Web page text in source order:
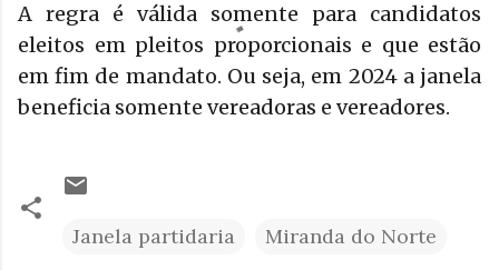
A regra é válida somente para candidatos
eleitos em pleitos proporcionais e que estão
em fim de mandato. Ou seja, em 2024 a janela
beneficia somente vereadoras e vereadores.
Janela partidaria Miranda do Norte